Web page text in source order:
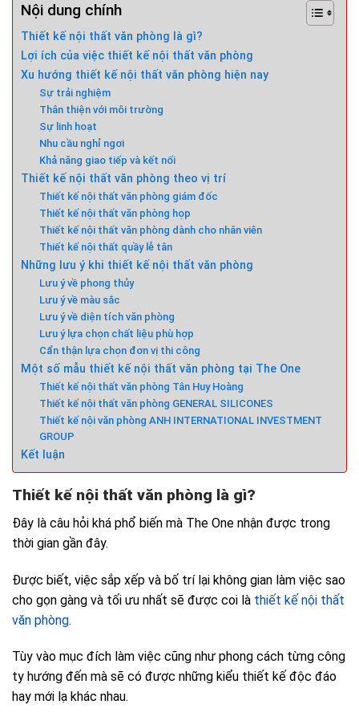
Nội dung chính
Thiết kế nội thất văn phòng là gì?
Lợi ích của việc thiết kế nội thất văn phòng
Xu hướng thiết kế nội thất văn phòng hiện nay
Sự trải nghiệm
Thân thiện với môi trường
Sự linh hoạt
Nhu cầu nghỉ ngơi
Khả năng giao tiếp và kết nối
Thiết kế nội thất văn phòng theo vị trí
Thiết kế nội thất văn phòng giám đốc
Thiết kế nội thất văn phòng họp
Thiết kế nội thất văn phòng dành cho nhân viên
Thiết kế nội thất quầy lễ tân
Những lưu ý khi thiết kế nội thất văn phòng
Lưu ý về phong thủy
Lưu ý về màu sắc
Lưu ý về diện tích văn phòng
Lưu ý lựa chọn chất liệu phù hợp
Cẩn thận lựa chọn đơn vị thi công
Một số mẫu thiết kế nội thất văn phòng tại The One
Thiết kế nội thất văn phòng Tân Huy Hoàng
Thiết kế nội thất văn phòng GENERAL SILICONES
Thiết kế nội văn phòng ANH INTERNATIONAL INVESTMENT
GROUP
Kết luận
Thiết kế nội thất văn phòng là gì?
Đây là câu hỏi khá phổ biến mà The One nhận được trong
thời gian gần đây.
Được biết, việc sắp xếp và bố trí lại không gian làm việc sao
cho gọn gàng và tối ưu nhất sẽ được coi là thiết kế nội thất
văn phòng.
Tùy vào mục đích làm việc cũng như phong cách từng công
ty hướng đến mà sẽ có được những kiểu thiết kế độc đáo
hay mới lạ khác nhau.